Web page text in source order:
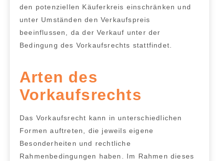
den potenziellen Käuferkreis einschränken und
unter Umständen den Verkaufspreis
beeinflussen, da der Verkauf unter der
Bedingung des Vorkaufsrechts stattfindet.
Arten des
Vorkaufsrechts
Das Vorkaufsrecht kann in unterschiedlichen
Formen auftreten, die jeweils eigene
Besonderheiten und rechtliche
Rahmenbedingungen haben. Im Rahmen dieses